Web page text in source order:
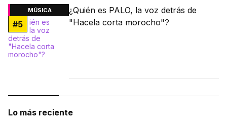
MÚSICA
#5
¿Quién es PALO, la voz detrás de
"Hacela corta morocho"?
Lo más reciente